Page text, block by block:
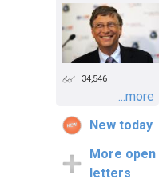
34,546
...more
New today
More open
letters